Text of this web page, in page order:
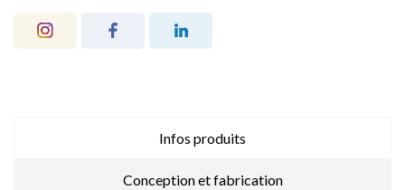
Infos produits
Conception et fabrication